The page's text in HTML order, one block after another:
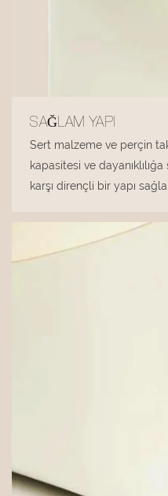
SAĞLAM YAPI
Sert malzeme ve perçin
kapasitesi ve
karşı dirençli bir yapı